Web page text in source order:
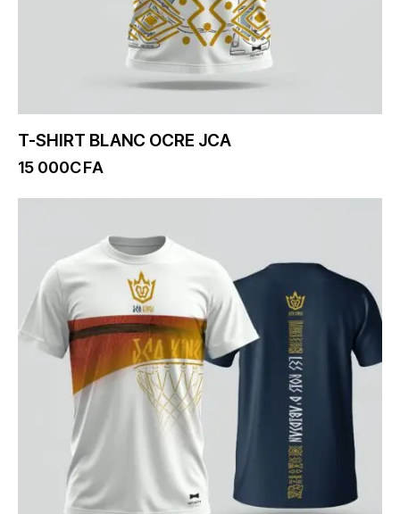
T-SHIRT BLANC OCRE JCA
15 000CFA